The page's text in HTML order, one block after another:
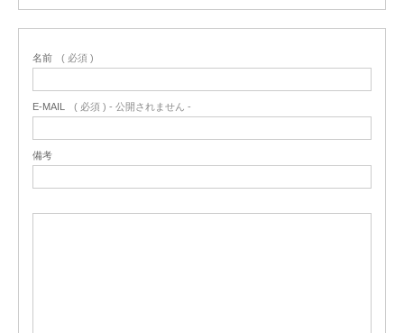
名前 ( 必須 )
E-MAIL ( 必須 ) - 公開されません -
備考